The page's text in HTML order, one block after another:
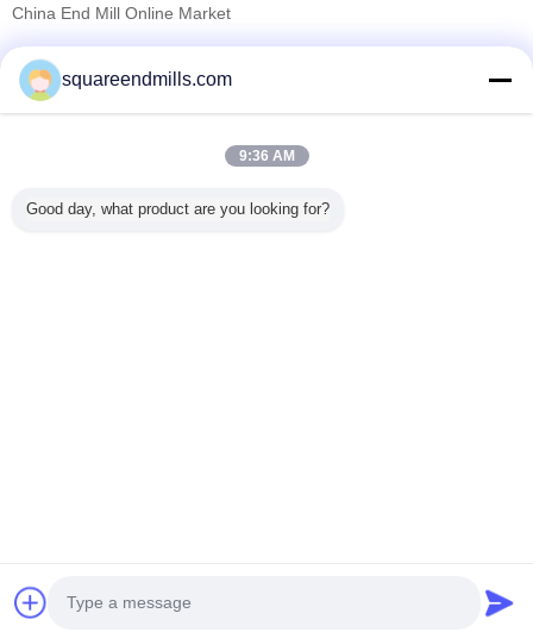
China End Mill Online Market
Trust Seal
Verified Suplier
Tất cả sản phẩm
Developed by
squareendmills.com
9:36 AM
Good day, what product are you looking for?